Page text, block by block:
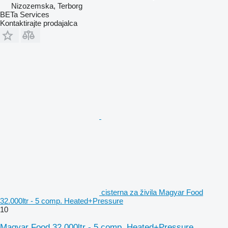
Nizozemska, Terborg
BETa Services
Kontaktirajte prodajalca
cisterna za živila Magyar Food
32.000ltr - 5 comp. Heated+Pressure
10